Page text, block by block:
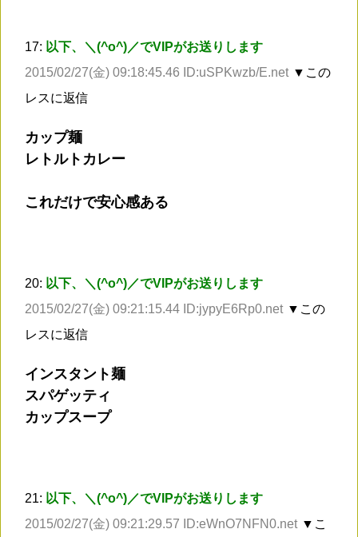
17: 以下、＼(^o^)／でVIPがお送りします
2015/02/27(金) 09:18:45.46 ID:uSPKwzb/E.net ▼この
レスに返信
カップ麺
レトルトカレー
これだけで安心感ある
20: 以下、＼(^o^)／でVIPがお送りします
2015/02/27(金) 09:21:15.44 ID:jypyE6Rp0.net ▼この
レスに返信
インスタント麺
スパゲッティ
カップスープ
21: 以下、＼(^o^)／でVIPがお送りします
2015/02/27(金) 09:21:29.57 ID:eWnO7NFN0.net ▼こ